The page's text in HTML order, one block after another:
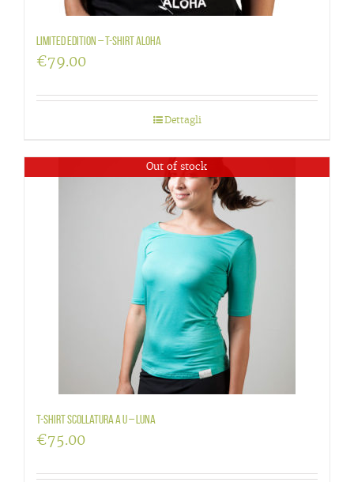
LIMITED EDITION – T-shirt Aloha
€79.00
Dettagli
Out of stock
T-Shirt scollatura a U – Luna
€75.00